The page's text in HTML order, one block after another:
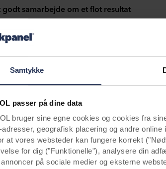
Samtykke
passer på dine data
bruger sine egne cookies og cookies fra
geografisk placering og andre
at vores websteder kan fungere korrekt
for dig ("Funktionelle"), analysere din
annoncer på sociale medier og eksterne
godt samarbejde om et flot resultat
og leverede vareprøver. BLM
følge af det gode samarbejde og den
med et flot nyt udtryk og større